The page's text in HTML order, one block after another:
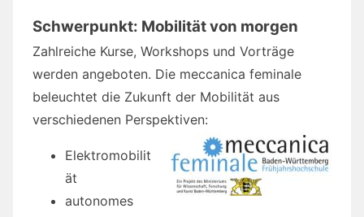
Schwerpunkt: Mobilität von morgen
Zahlreiche Kurse, Workshops und Vorträge
werden angeboten. Die meccanica feminale
beleuchtet die Zukunft der Mobilität aus
verschiedenen Perspektiven:
Elektromobilit
ät
autonomes